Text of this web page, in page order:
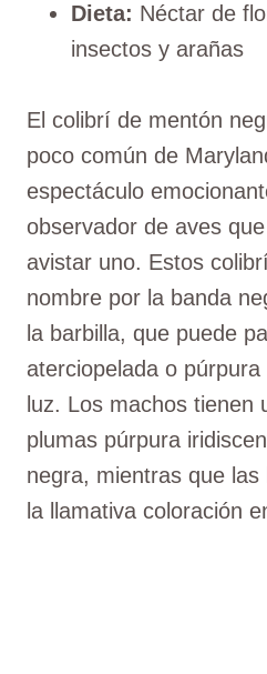
Dieta: Néctar de
insectos y arañas
El colibrí de mentón
poco común de
espectáculo
observador de aves
avistar uno. Estos
nombre por la banda
la barbilla, que puede
aterciopelada o
luz. Los machos tienen
plumas púrpura
negra, mientras que
la llamativa coloración